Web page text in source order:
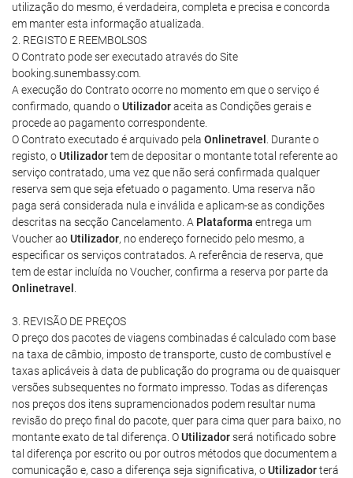
utilização do mesmo, é verdadeira, completa e precisa e concorda
em manter esta informação atualizada.
2. REGISTO E REEMBOLSOS
O Contrato pode ser executado através do Site
booking.sunembassy.com.
A execução do Contrato ocorre no momento em que o serviço é
confirmado, quando oUtilizadoraceita as Condições gerais e
procede ao pagamento correspondente.
O Contrato executado é arquivado pela Onlinetravel . Durante o
registo, oUtilizadortem de depositar o montante total referente ao
serviço contratado, uma vez que não será confirmada qualquer
reserva sem que seja efetuado o pagamento. Uma reserva não
paga será considerada nula e inválida e aplicam-se as condições
descritas na secção Cancelamento. A Plataforma entrega um
Voucher aoUtilizador, no endereço fornecido pelo mesmo, a
especificar os serviços contratados. A referência de reserva, que
tem de estar incluída no Voucher, confirma a reserva por parte da
Onlinetravel .
3. REVISÃO DE PREÇOS
O preço dos pacotes de viagens combinadas é calculado com base
na taxa de câmbio, imposto de transporte, custo de combustível e
taxas aplicáveis à data de publicação do programa ou de quaisquer
versões subsequentes no formato impresso. Todas as diferenças
nos preços dos itens supramencionados podem resultar numa
revisão do preço final do pacote, quer para cima quer para baixo, no
montante exato de tal diferença. OUtilizadorserá notificado sobre
tal diferença por escrito ou por outros métodos que documentem a
comunicação e, caso a diferença seja significativa, oUtilizadorterá